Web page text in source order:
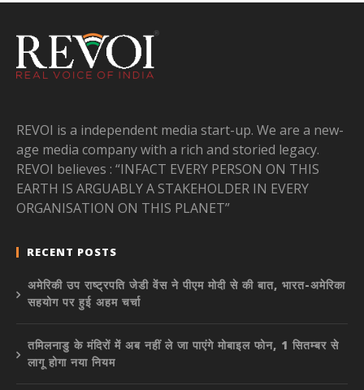
REVOI is a independent media start-up. We are a new-
age media company with a rich and storied legacy.
REVOI believes : “INFACT EVERY PERSON ON THIS
EARTH IS ARGUABLY A STAKEHOLDER IN EVERY
ORGANISATION ON THIS PLANET”
RECENT POSTS
अमेरिकी उप राष्ट्रपति जेडी वेंस ने पीएम मोदी से की बात, भारत-अमेरिका
सहयोग पर हुई अहम चर्चा
तमिलनाडु के मंदिरों में अब नहीं ले जा पाएंगे मोबाइल फोन, 1 सितम्बर से
लागू होगा नया नियम